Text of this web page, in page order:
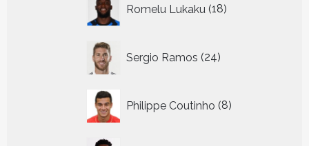
Romelu Lukaku 18
producten
Sergio Ramos 24
producten
Philippe Coutinho 8
producten